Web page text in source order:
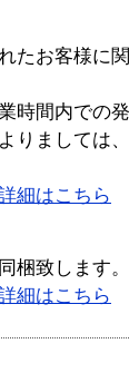
たお客様に
時間内での
りましては
細はこちら
梱致します。
細はこちら